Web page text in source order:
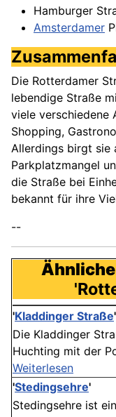
Hamburger
Amsterdamer
Die Rotterdamer
lebendige Straße
viele verschiedene
Shopping,
Allerdings birgt sie
Parkplatzmangel
die Straße bei
bekannt für ihre
--
'Kladdinger Straße'
Die Kladdinger
Huchting mit der
Weiterlesen
'Stedingsehre'
Stedingsehre ist